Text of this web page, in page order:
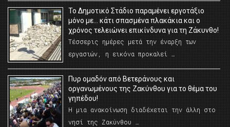
Το Δημοτικό Στάδιο παραμένει εργοτάξιο
μόνο με… κάτι σπασμένα πλακάκια και ο
χρόνος τελειώνει επικίνδυνα για τη Ζάκυνθο!
Τέσσερις ημέρες μετά την έναρξη των
εργασιών, η εικόνα προκαλεί …
Πυρ ομαδόν από Βετεράνους και
οργανωμένους της Ζακύνθου για το θέμα του
γηπέδου!
Η μια ανακοίνωση διαδέχεται την άλλη στο
νησί της Ζακύνθου …